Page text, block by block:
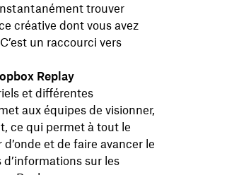
trouver
créative dont vous avez
un raccourci vers
Replay
et différentes
aux équipes de visionner,
ce qui permet à tout le
et de faire avancer le
sur les